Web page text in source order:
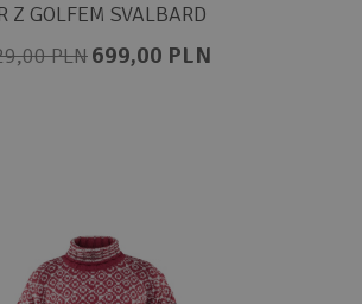
Z GOLFEM SVALBARD
PLN699,00 PLN